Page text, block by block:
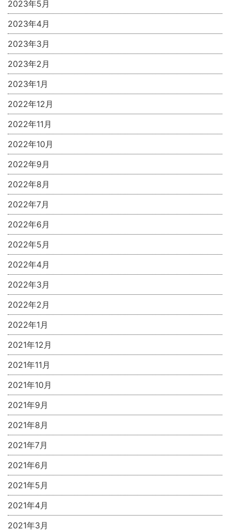
2023年5月
2023年4月
2023年3月
2023年2月
2023年1月
2022年12月
2022年11月
2022年10月
2022年9月
2022年8月
2022年7月
2022年6月
2022年5月
2022年4月
2022年3月
2022年2月
2022年1月
2021年12月
2021年11月
2021年10月
2021年9月
2021年8月
2021年7月
2021年6月
2021年5月
2021年4月
2021年3月